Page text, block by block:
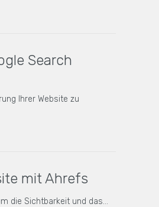
Search
Ihrer Website zu
mit Ahrefs
die Sichtbarkeit und das…